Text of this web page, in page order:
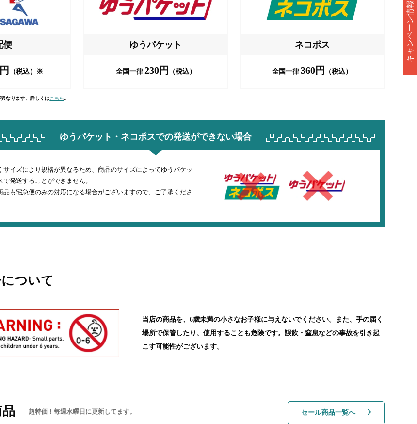
便
（税込）※
ゆうパケット
全国一律 230円 （税込）
ネコポス
全国一律 360円 （税込）
なります。詳しくはこちら。
ゆうパケット・ネコポスでの発送ができない場合
サイズにより規格が異なるため、商品のサイズによってゆうパケッ
で発送することができません。
品も宅急便のみの対応になる場合がございますので、ご了承くださ
ついて
当店の商品を、6歳未満の小さなお子様に与えないでください。また、手の届く
場所で保管したり、使用することも危険です。誤飲・窒息などの事故を引き起
こす可能性がございます。
超特価！毎週水曜日に更新してます。 セール商品一覧へ
キャンペーン情報